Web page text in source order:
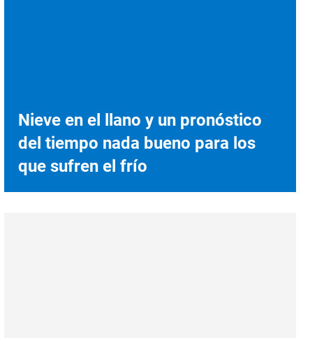
Nieve en el llano y un pronóstico
del tiempo nada bueno para los
que sufren el frío